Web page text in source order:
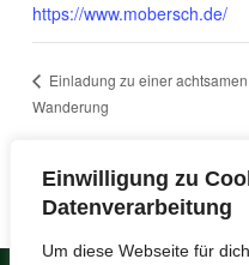
Einwilligung zu
Datenverarbeitung
Um diese Webseite für
https://www.mobersch.de/
Einladung zu einer achtsamen
Wanderung